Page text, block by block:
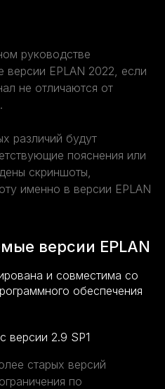
руководстве
версии EPLAN 2022, если
не отличаются от
различий будут
пояснения или
скриншоты,
именно в версии EPLAN
версии EPLAN
и совместима со
обеспечения
версии 2.9 SP1
старых версий
по